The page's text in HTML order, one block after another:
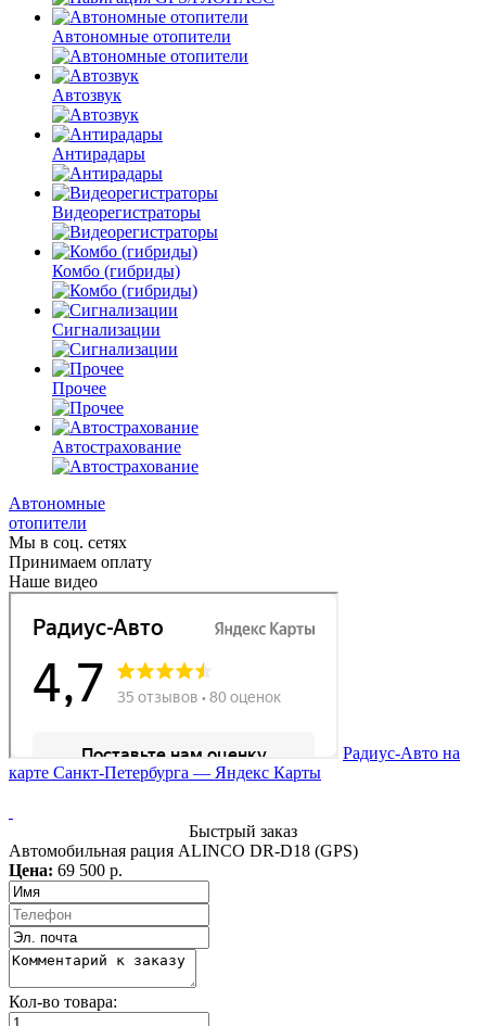
Автономные отопители
Автозвук
Антирадары
Видеорегистраторы
Комбо (гибриды)
Сигнализации
Прочее
Автострахование
Автономные
отопители
Мы в соц. сетях
Принимаем оплату
Наше видео
Радиус-Авто на
карте Санкт‑Петербурга — Яндекс Карты
Быстрый заказ
Автомобильная рация ALINCO DR-D18 (GPS)
Цена: 69 500 р.
Кол-во товара: